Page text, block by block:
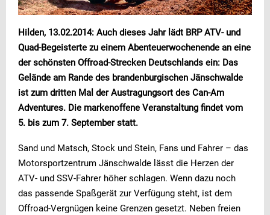
Hilden, 13.02.2014: Auch dieses Jahr lädt BRP ATV- und
Quad-Begeisterte zu einem Abenteuerwochenende an eine
der schönsten Offroad-Strecken Deutschlands ein: Das
Gelände am Rande des brandenburgischen Jänschwalde
ist zum dritten Mal der Austragungsort des Can-Am
Adventures. Die markenoffene Veranstaltung findet vom
5. bis zum 7. September statt.
Sand und Matsch, Stock und Stein, Fans und Fahrer – das
Motorsportzentrum Jänschwalde lässt die Herzen der
ATV- und SSV-Fahrer höher schlagen. Wenn dazu noch
das passende Spaßgerät zur Verfügung steht, ist dem
Offroad-Vergnügen keine Grenzen gesetzt. Neben freien